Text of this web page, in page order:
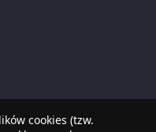
cookies (tzw.